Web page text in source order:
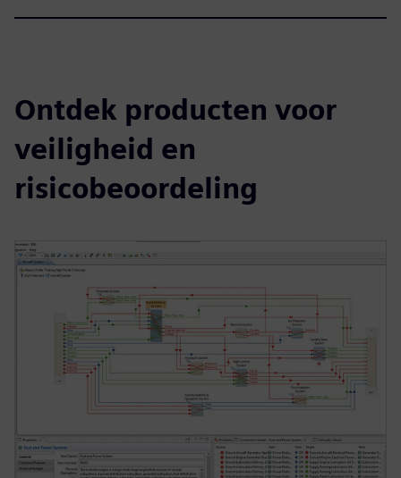
Ontdek producten voor
veiligheid en
risicobeoordeling